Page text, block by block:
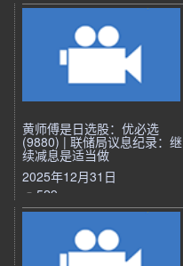
黄师傅是日选股：优必选
(9880) | 联储局议息纪录：继
续减息是适当做
2025年12月31日
529